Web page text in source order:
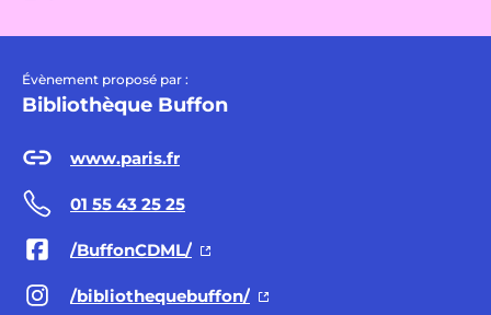
Évènement proposé par :
Bibliothèque Buffon
www.paris.fr
01 55 43 25 25
/BuffonCDML/
/bibliothequebuffon/